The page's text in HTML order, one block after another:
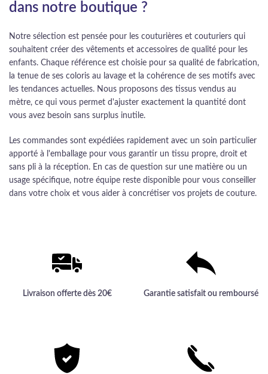
dans notre boutique ?
Notre sélection est pensée pour les couturières et couturiers qui
souhaitent créer des vêtements et accessoires de qualité pour les
enfants. Chaque référence est choisie pour sa qualité de fabrication,
la tenue de ses coloris au lavage et la cohérence de ses motifs avec
les tendances actuelles. Nous proposons des tissus vendus au
mètre, ce qui vous permet d'ajuster exactement la quantité dont
vous avez besoin sans surplus inutile.
Les commandes sont expédiées rapidement avec un soin particulier
apporté à l'emballage pour vous garantir un tissu propre, droit et
sans pli à la réception. En cas de question sur une matière ou un
usage spécifique, notre équipe reste disponible pour vous conseiller
dans votre choix et vous aider à concrétiser vos projets de couture.
Livraison offerte dès 20€ Garantie satisfait ou remboursé